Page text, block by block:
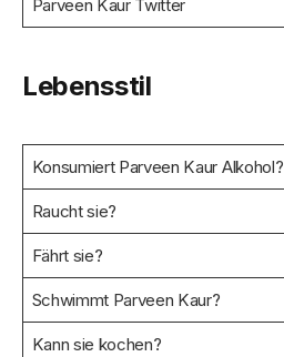
Parveen Kaur Twitter
Lebensstil
Konsumiert Parveen Kaur Alkohol?
Raucht sie?
Fährt sie?
Schwimmt Parveen Kaur?
Kann sie kochen?